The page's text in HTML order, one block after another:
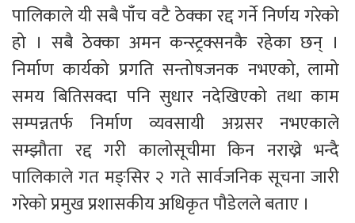
पालिकाले यी सबै पाँच वटै ठेक्का रद्द गर्ने निर्णय गरेको
हो । सबै ठेक्का अमन कन्स्ट्रक्सनकै रहेका छन् ।
निर्माण कार्यको प्रगति सन्तोषजनक नभएको, लामो
समय बितिसक्दा पनि सुधार नदेखिएको तथा काम
सम्पन्नतर्फ निर्माण व्यवसायी अग्रसर नभएकाले
सम्झौता रद्द गरी कालोसूचीमा किन नराख्ने भन्दै
पालिकाले गत मङ्सिर २ गते सार्वजनिक सूचना जारी
गरेको प्रमुख प्रशासकीय अधिकृत पौडेलले बताए ।